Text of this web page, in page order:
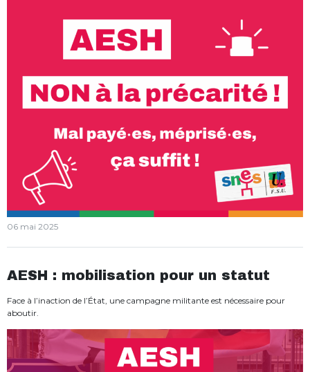
06 mai 2025
AESH : mobilisation pour un statut
Face à l’inaction de l’État, une campagne militante est nécessaire pour
aboutir.